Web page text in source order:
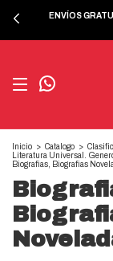
ENVÍOS
Inicio > Catalogo >
Literatura Universal.
Biografias, Biografias